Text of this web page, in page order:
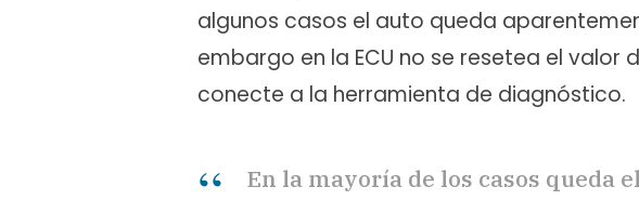
algunos casos el auto queda
embargo en la ECU no se resetea el valor
conecte a la herramienta de diagnóstico.
En la mayoría de los casos queda